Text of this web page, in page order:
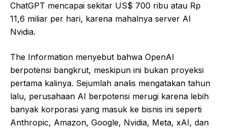
ChatGPT mencapai sekitar US$ 700 ribu atau Rp
11,6 miliar per hari, karena mahalnya server AI
Nvidia.
The Information menyebut bahwa OpenAI
berpotensi bangkrut, meskipun ini bukan proyeksi
pertama kalinya. Sejumlah analis mengatakan tahun
lalu, perusahaan AI berpotensi merugi karena lebih
banyak korporasi yang masuk ke bisnis ini seperti
Anthropic, Amazon, Google, Nvidia, Meta, xAI, dan